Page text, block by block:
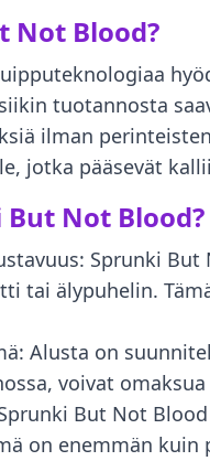
Not Blood?
tuotannosta
ilman
jotka pääsevät
Not Blood?
Sprunki
tai älypuhelin.
Alusta on
voivat
But Not
on enemmän